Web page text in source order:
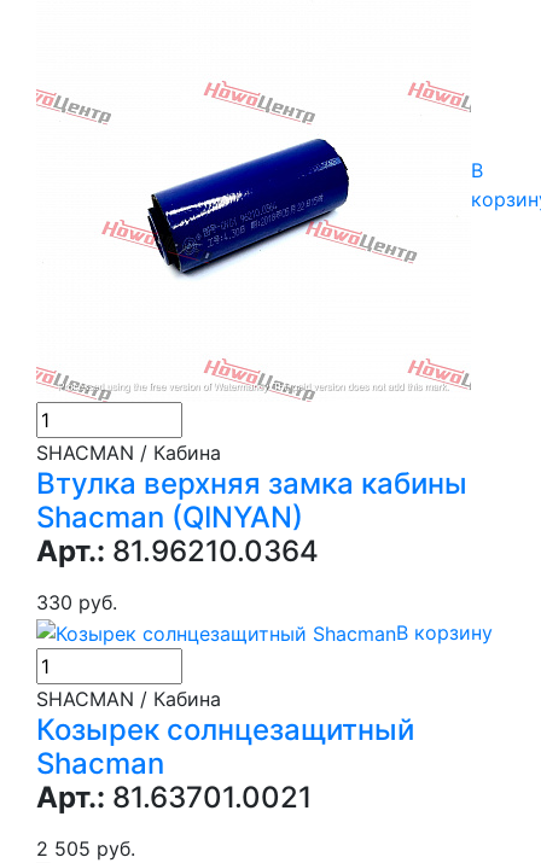
В
SHACMAN / Кабина
Втулка верхняя замка кабины
Shacman (QINYAN)
Арт.: 81.96210.0364
330 руб.
В корзину
SHACMAN / Кабина
Козырек солнцезащитный
Shacman
Арт.: 81.63701.0021
2 505 руб.